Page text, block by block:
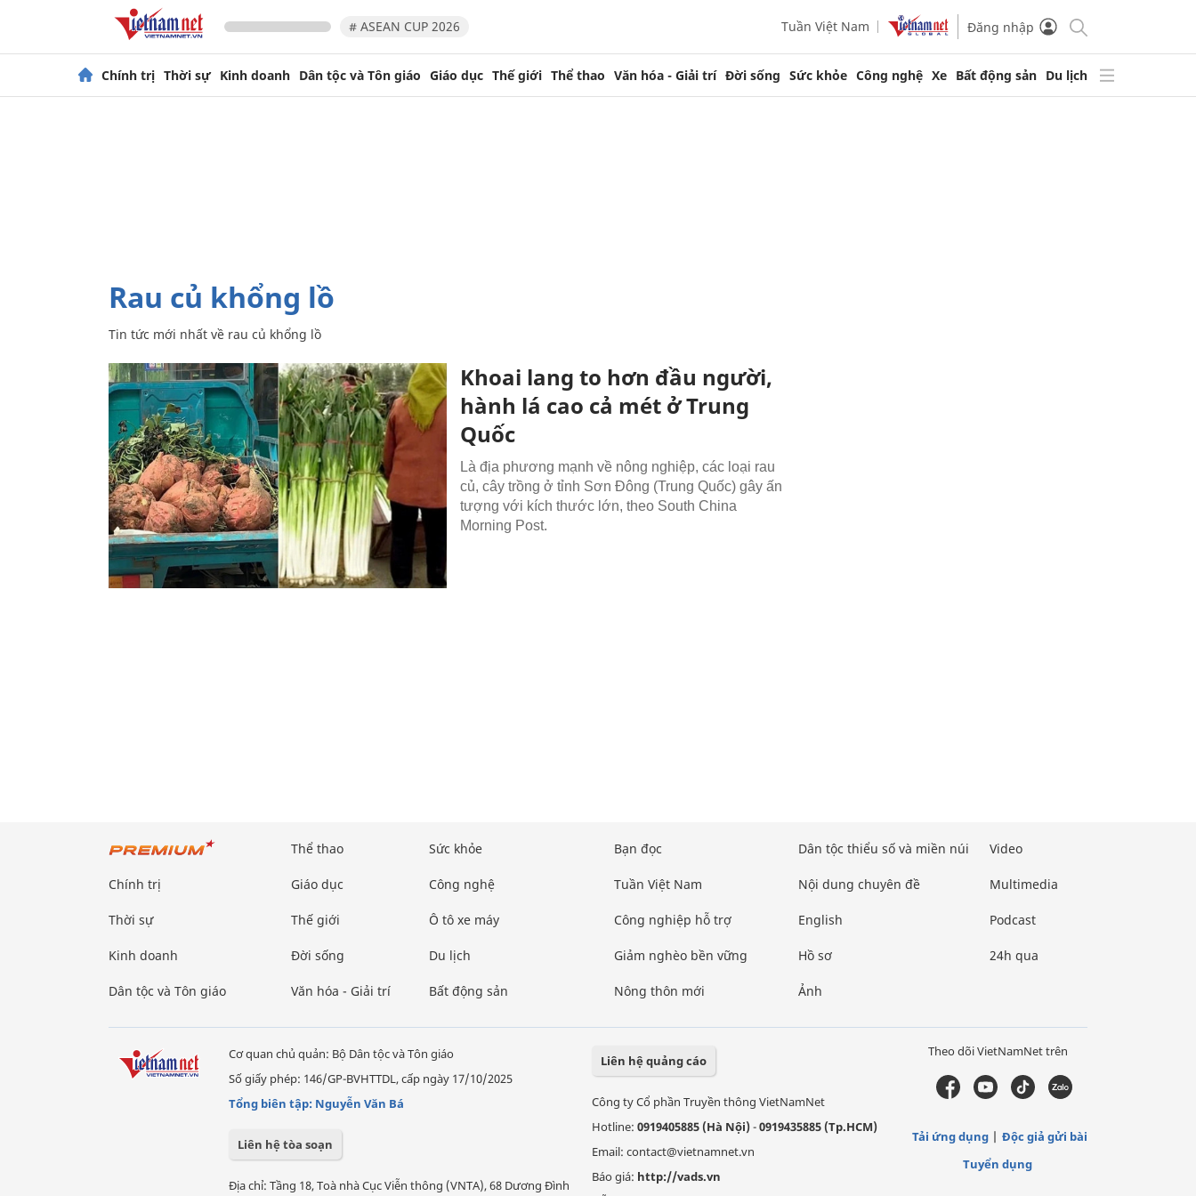
# ASEAN CUP 2026 Tuần Việt Nam Đăng nhập
Chính trị Thời sự Kinh doanh Dân tộc và Tôn giáo Giáo dục Thế giới Thể thao Văn hóa - Giải trí Đời sống Sức khỏe Công nghệ Xe Bất động sản Du lịch
rau củ khổng lồ
Tin tức mới nhất về rau củ khổng lồ
Khoai lang to hơn đầu người,
hành lá cao cả mét ở Trung
Quốc
Là địa phương mạnh về nông nghiệp, các loại rau
củ, cây trồng ở tỉnh Sơn Đông (Trung Quốc) gây ấn
tượng với kích thước lớn, theo South China
Morning Post.
Chính trị
Thời sự
Kinh doanh
Dân tộc và Tôn giáo
Thể thao
Giáo dục
Thế giới
Đời sống
Văn hóa - Giải trí
Sức khỏe
Công nghệ
Ô tô xe máy
Du lịch
Bất động sản
Bạn đọc
Tuần Việt Nam
Công nghiệp hỗ trợ
Giảm nghèo bền vững
Nông thôn mới
Dân tộc thiểu số và miền núi
Nội dung chuyên đề
English
Hồ sơ
Ảnh
Video
Multimedia
Podcast
24h qua
Cơ quan chủ quản: Bộ Dân tộc và Tôn giáo
Số giấy phép: 146/GP-BVHTTDL, cấp ngày 17/10/2025
Tổng biên tập: Nguyễn Văn Bá
Liên hệ tòa soạn
Địa chỉ: Tầng 18, Toà nhà Cục Viễn thông (VNTA), 68 Dương Đình
Liên hệ quảng cáo
Công ty Cổ phần Truyền thông VietNamNet
Hotline: 0919405885 (Hà Nội)-0919435885 (Tp.HCM)
Email: contact@vietnamnet.vn
Báo giá: http://vads.vn
Theo dõi VietNamNet trên
Tải ứng dụng
Độc giả gửi bài
Tuyển dụng